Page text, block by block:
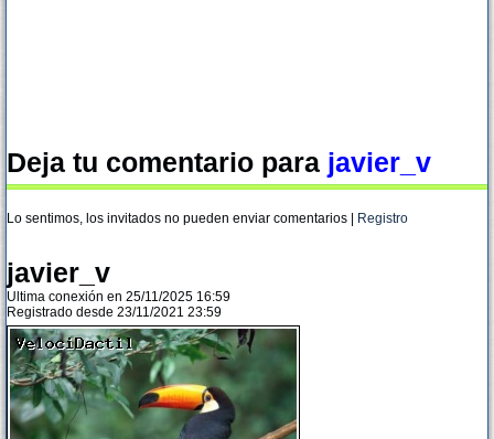
Deja tu comentario para javier_v
Lo sentimos, los invitados no pueden enviar comentarios | Registro
javier_v
Ultima conexión en 25/11/2025 16:59
Registrado desde 23/11/2021 23:59